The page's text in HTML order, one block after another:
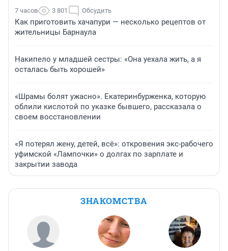
7 часов 3 801 Обсудить
Как приготовить хачапури — несколько рецептов от
жительницы Барнаула
Накипело у младшей сестры: «Она уехала жить, а я
осталась быть хорошей»
«Шрамы болят ужасно». Екатеринбурженка, которую
облили кислотой по указке бывшего, рассказала о
своем восстановлении
«Я потерял жену, детей, всё»: откровения экс-рабочего
уфимской «Лампочки» о долгах по зарплате и
закрытии завода
ЗНАКОМСТВА